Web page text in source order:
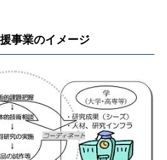
事業のイメージ